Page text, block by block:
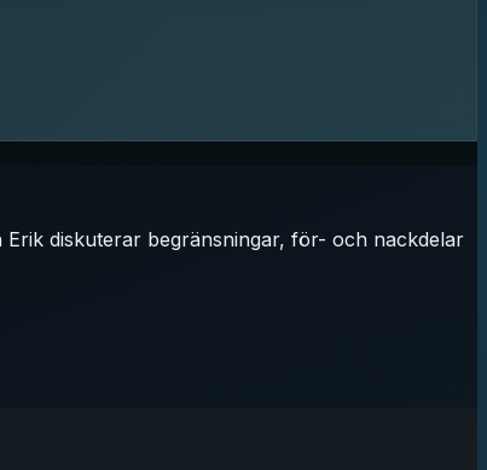
diskuterar begränsningar, för- och nackdelar